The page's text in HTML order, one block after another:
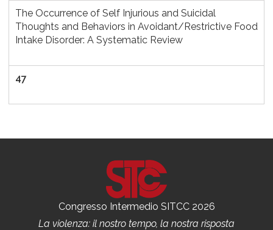
The Occurrence of Self Injurious and Suicidal
Thoughts and Behaviors in Avoidant/Restrictive Food
Intake Disorder: A Systematic Review
47
Congresso Intermedio SITCC 2026
La violenza: il nostro tempo, la nostra risposta